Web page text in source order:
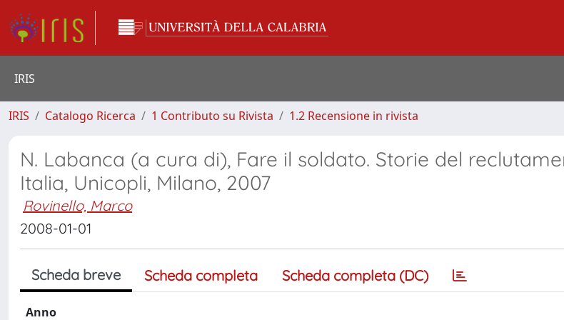
IRIS
IRIS Catalogo Ricerca 1 Contributo su Rivista 1.2 Recensione in rivista
N. Labanca (a cura di), Fare il soldato. Storie del
Italia, Unicopli, Milano, 2007
Rovinello, Marco
2008-01-01
Scheda breve Scheda completa Scheda completa (DC)
Anno